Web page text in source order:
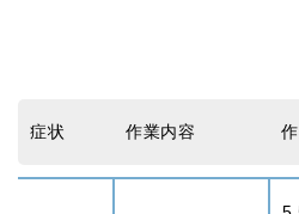
症状 作業内容